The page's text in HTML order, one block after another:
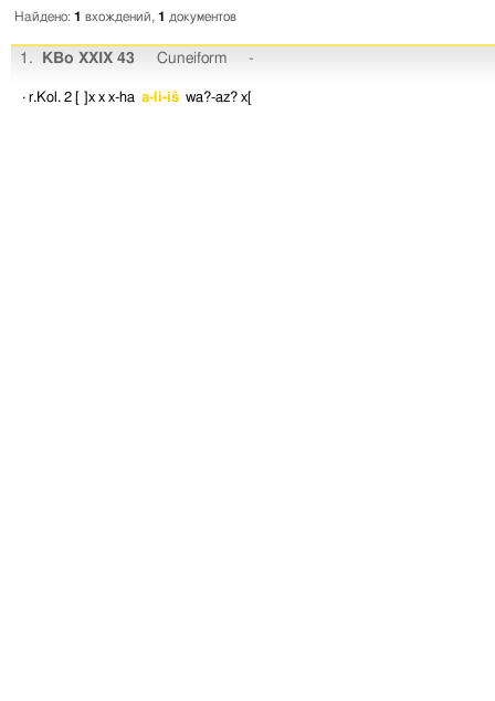
Найдено: 1 вхождений, 1 документов
1. KBo XXIX 43 Cuneiform -
· r.Kol. 2 [ ]x x x-ha a-li-iš wa?-az? x[